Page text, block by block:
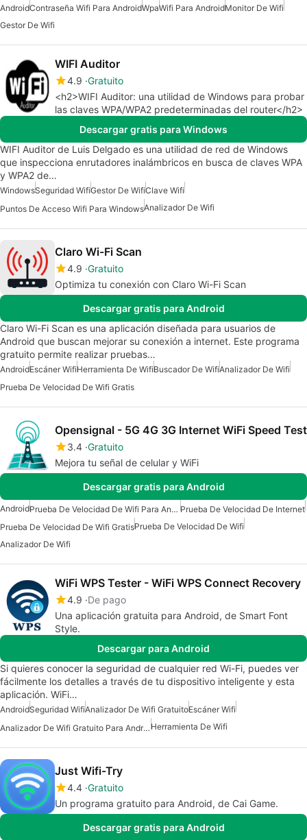
AndroidContraseña Wifi Para AndroidWpaWifi Para AndroidMonitor De Wifi
Gestor De Wifi
WIFI Auditor
4.9 Gratuito
<h2>WIFI Auditor: una utilidad de Windows para probar
las claves WPA/WPA2 predeterminadas del router</h2>
Descargar gratis para Windows
WIFI Auditor de Luis Delgado es una utilidad de red de Windows
que inspecciona enrutadores inalámbricos en busca de claves WPA
y WPA2 de…
WindowsSeguridad WifiGestor De WifiClave Wifi
Puntos De Acceso Wifi Para WindowsAnalizador De Wifi
Claro Wi-Fi Scan
4.9 Gratuito
Optimiza tu conexión con Claro Wi-Fi Scan
Descargar gratis para Android
Claro Wi-Fi Scan es una aplicación diseñada para usuarios de
Android que buscan mejorar su conexión a internet. Este programa
gratuito permite realizar pruebas…
AndroidEscáner WifiHerramienta De WifiBuscador De WifiAnalizador De Wifi
Prueba De Velocidad De Wifi Gratis
Opensignal - 5G 4G 3G Internet WiFi Speed Test
3.4 Gratuito
Mejora tu señal de celular y WiFi
Descargar gratis para Android
Android Prueba De Velocidad De Wifi Para Android Prueba De Velocidad De Internet
Prueba De Velocidad De Wifi GratisPrueba De Velocidad De Wifi
Analizador De Wifi
WiFi WPS Tester - WiFi WPS Connect Recovery
4.9 De pago
Una aplicación gratuita para Android, de Smart Font
Style.
Descargar para Android
Si quieres conocer la seguridad de cualquier red Wi-Fi, puedes ver
fácilmente los detalles a través de tu dispositivo inteligente y esta
aplicación. WiFi…
AndroidSeguridad WifiAnalizador De Wifi GratuitoEscáner Wifi
Analizador De Wifi Gratuito Para AndroidHerramienta De Wifi
Just Wifi-Try
4.4 Gratuito
Un programa gratuito para Android, de Cai Game.
Descargar gratis para Android